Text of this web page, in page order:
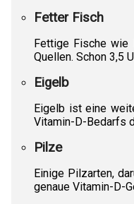
Fetter Fisch
Fettige Fische wie
Quellen. Schon 3,5
Eigelb
Eigelb ist eine
Vitamin-D-Bedarfs
Pilze
Einige Pilzarten,
genaue Vitamin-D-